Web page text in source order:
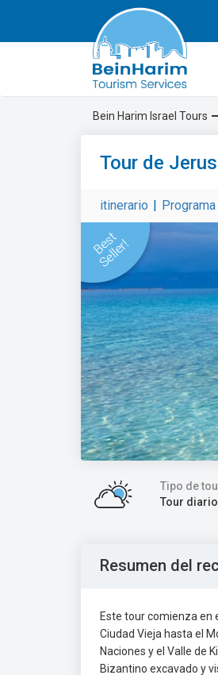
Bein Harim Israel Tours
Tour de
itinerario |
Tipo de
Tour diario
Resumen del
Este tour comienza en
Ciudad Vieja hasta el
Naciones y el Valle de
Bizantino excavado y